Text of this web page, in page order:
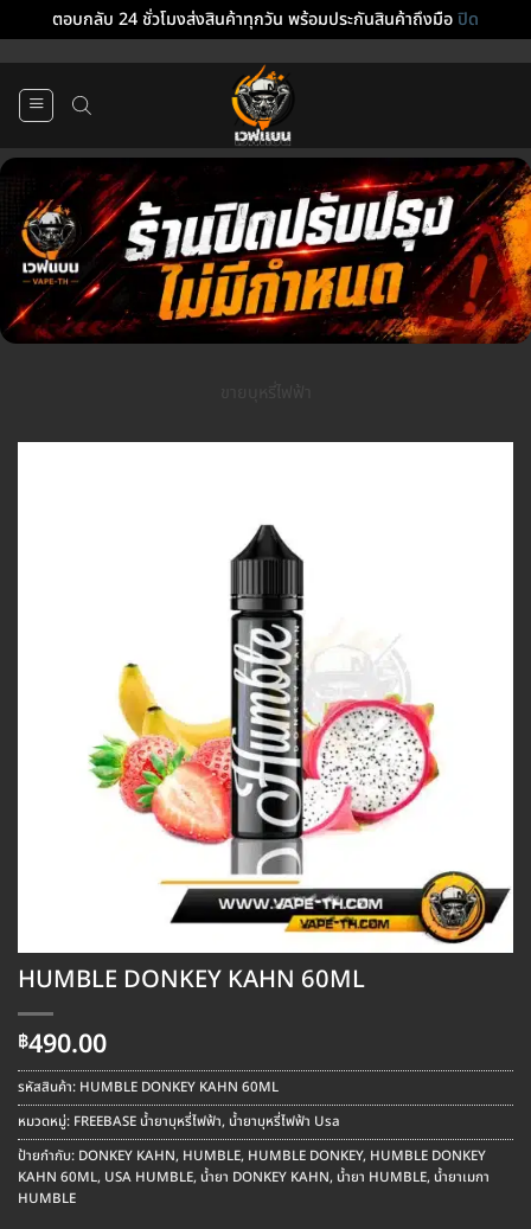
ตอบกลับ 24 ชั่วโมงส่งสินค้าทุกวัน พร้อมประกันสินค้าถึงมือปิด
HUMBLE DONKEY KAHN 60ML
฿490.00
รหัสสินค้า: HUMBLE DONKEY KAHN 60ML
หมวดหมู่: FREEBASE น้ำยาบุหรี่ไฟฟ้า, น้ำยาบุหรี่ไฟฟ้า Usa
ป้ายกำกับ: DONKEY KAHN, HUMBLE, HUMBLE DONKEY, HUMBLE DONKEY
KAHN 60ML, USA HUMBLE, น้ำยา DONKEY KAHN, น้ำยา HUMBLE, น้ำยาเมกา
HUMBLE